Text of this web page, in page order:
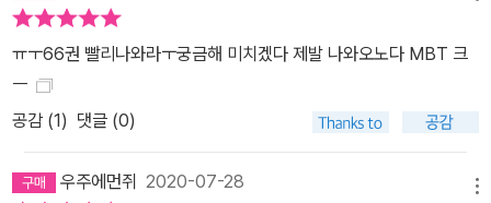
ㅠㅜ66권 빨리나와라ㅜ궁금해 미치겠다 제발 나와오노다 MBT 크
ㅡ
공감 (1) 댓글 (0)
우주에먼쥐 2020-07-28